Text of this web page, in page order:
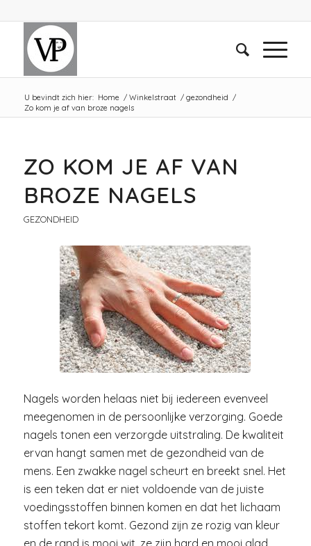
U bevindt zich hier: Home / Winkelstraat / gezondheid /
Zo kom je af van broze nagels
ZO KOM JE AF VAN
BROZE NAGELS
GEZONDHEID
Nagels worden helaas niet bij iedereen evenveel
meegenomen in de persoonlijke verzorging. Goede
nagels tonen een verzorgde uitstraling. De kwaliteit
ervan hangt samen met de gezondheid van de
mens. Een zwakke nagel scheurt en breekt snel. Het
is een teken dat er niet voldoende van de juiste
voedingsstoffen binnen komen en dat het lichaam
stoffen tekort komt. Gezond zijn ze rozig van kleur
en de rand is mooi wit, ze zijn hard en mooi glad